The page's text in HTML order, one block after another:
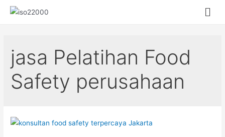
jasa Pelatihan Food
Safety perusahaan